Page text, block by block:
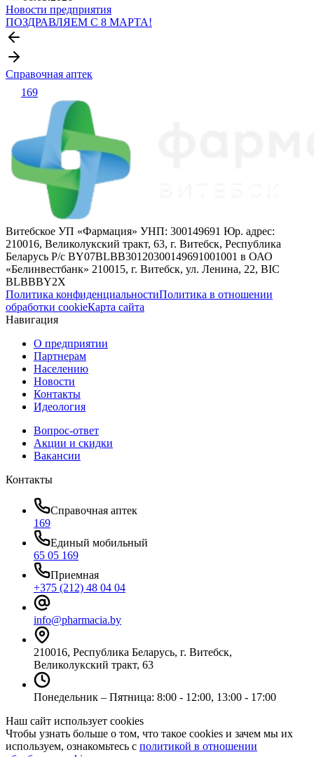
Новости предприятия
ПОЗДРАВЛЯЕМ С 8 МАРТА!
Справочная аптек
169
Витебское УП «Фармация» УНП: 300149691 Юр. адрес:
210016, Великолукский тракт, 63, г. Витебск, Республика
Беларусь Р/с BY07BLBB30120300149691001001 в ОАО
«Белинвестбанк» 210015, г. Витебск, ул. Ленина, 22, BIC
BLBBBY2X
Политика конфиденциальностиПолитика в отношении
обработки cookieКарта сайта
Навигация
О предприятии
Партнерам
Населению
Новости
Контакты
Идеология
Вопрос-ответ
Акции и скидки
Вакансии
Контакты
Справочная аптек
169
Единый мобильный
65 05 169
Приемная
+375 (212) 48 04 04
info@pharmacia.by
210016, Республика Беларусь, г. Витебск,
Великолукский тракт, 63
Понедельник – Пятница: 8:00 - 12:00, 13:00 - 17:00
Наш сайт использует cookies
Чтобы узнать больше о том, что такое cookies и зачем мы их
используем, ознакомьтесь с политикой в отношении